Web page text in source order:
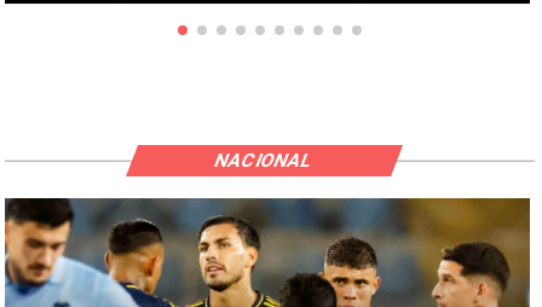
NACIONAL